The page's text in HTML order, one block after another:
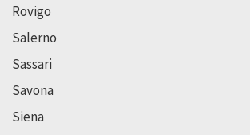
Rovigo
Salerno
Sassari
Savona
Siena